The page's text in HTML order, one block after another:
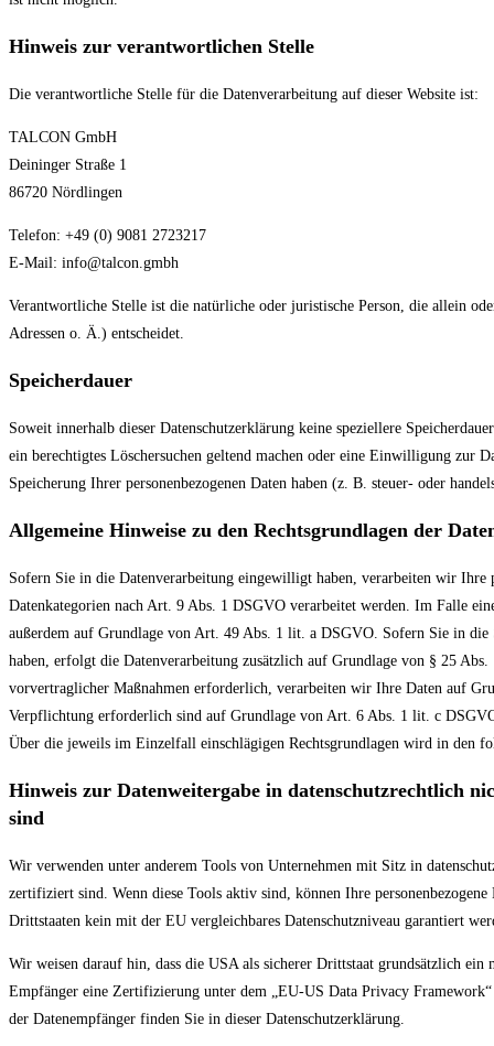
Hinweis zur verantwortlichen Stelle
Die verantwortliche Stelle für die Datenverarbeitung auf dieser Website ist:
TALCON GmbH
Deininger Straße 1
86720 Nördlingen
Telefon: +49 (0) 9081 2723217
E-Mail: info@talcon.gmbh
Verantwortliche Stelle ist die natürliche oder juristische Person, die allein
Adressen o. Ä.) entscheidet.
Speicherdauer
Soweit innerhalb dieser Datenschutzerklärung keine speziellere
ein berechtigtes Löschersuchen geltend machen oder eine Einwilligung zur
Speicherung Ihrer personenbezogenen Daten haben (z. B. steuer- oder
Allgemeine Hinweise zu den Rechtsgrundlagen der
Sofern Sie in die Datenverarbeitung eingewilligt haben, verarbeiten wir
Datenkategorien nach Art. 9 Abs. 1 DSGVO verarbeitet werden. Im Falle
außerdem auf Grundlage von Art. 49 Abs. 1 lit. a DSGVO. Sofern Sie in
haben, erfolgt die Datenverarbeitung zusätzlich auf Grundlage von § 25
vorvertraglicher Maßnahmen erforderlich, verarbeiten wir Ihre Daten auf
Verpflichtung erforderlich sind auf Grundlage von Art. 6 Abs. 1 lit. c
Über die jeweils im Einzelfall einschlägigen Rechtsgrundlagen wird in den
Hinweis zur Datenweitergabe in datenschutzrechtlich
sind
Wir verwenden unter anderem Tools von Unternehmen mit Sitz in
zertifiziert sind. Wenn diese Tools aktiv sind, können Ihre
Drittstaaten kein mit der EU vergleichbares Datenschutzniveau garantiert
Wir weisen darauf hin, dass die USA als sicherer Drittstaat grundsätzlich
Empfänger eine Zertifizierung unter dem „EU-US Data Privacy
der Datenempfänger finden Sie in dieser Datenschutzerklärung.